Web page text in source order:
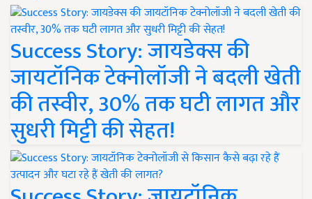
Success Story: जायडेक्स की
जायटॉनिक टेक्नोलॉजी ने बदली खेती
की तस्वीर, 30% तक घटी लागत और
सुधरी मिट्टी की सेहत!